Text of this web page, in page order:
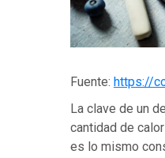
Fuente: https://
La clave de un
cantidad de
es lo mismo